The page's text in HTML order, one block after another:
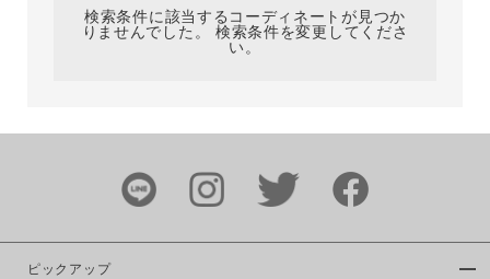
ブランド
検索条件に該当するコーディネートが見つか
りませんでした。 検索条件を変更してくださ
い。
ピックアップ